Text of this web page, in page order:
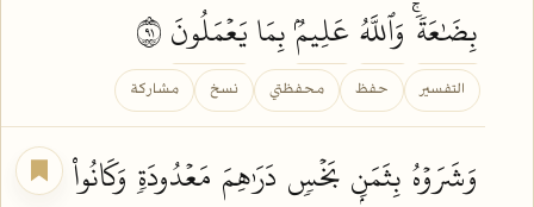
بِضَٰعَةٗۚ وَٱللَّهُعَلِيمُۢبِمَايَعۡمَلُونَ
التفسير حفظ محفظتي نسخ مشاركة
وَشَرَوۡهُ بِثَمَنِۭ بَخۡسٖ دَرَٰهِمَ مَعۡدُودَةٖ وَكَانُواْ